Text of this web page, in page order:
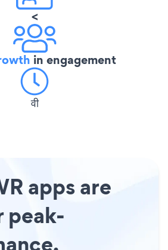
<
in engagement
वी
apps are
peak-